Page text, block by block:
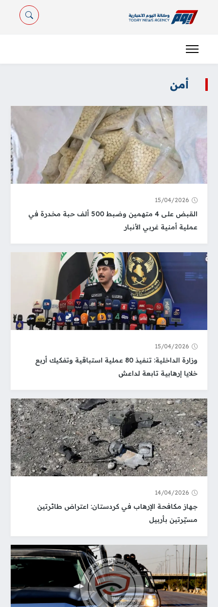
أمن
15/04/2026
القبض على 4 متهمين وضبط 500 ألف حبة مخدرة في
عملية أمنية غربي الأنبار
15/04/2026
وزارة الداخلية: تنفيذ 80 عملية استباقية وتفكيك أربع
خلايا إرهابية تابعة لداعش
14/04/2026
جهاز مكافحة الإرهاب في كردستان: اعتراض طائرتين
مسيّرتين بأربيل